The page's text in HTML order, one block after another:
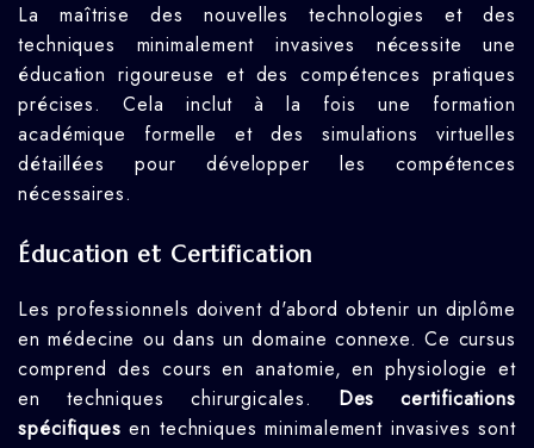
La maîtrise des nouvelles technologies et des
techniques minimalement invasives nécessite une
éducation rigoureuse et des compétences pratiques
précises. Cela inclut à la fois une formation
académique formelle et des simulations virtuelles
détaillées pour développer les compétences
nécessaires.
Éducation et Certification
Les professionnels doivent d'abord obtenir un diplôme
en médecine ou dans un domaine connexe. Ce cursus
comprend des cours en anatomie, en physiologie et
en techniques chirurgicales. Des certifications
spécifiques en techniques minimalement invasives sont